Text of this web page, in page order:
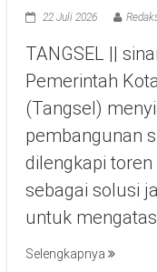
22 Juli 2026
TANGSEL ||
Pemerintah
(Tangsel)
pembangunan
dilengkapi
sebagai solusi
untuk
Selengkapnya